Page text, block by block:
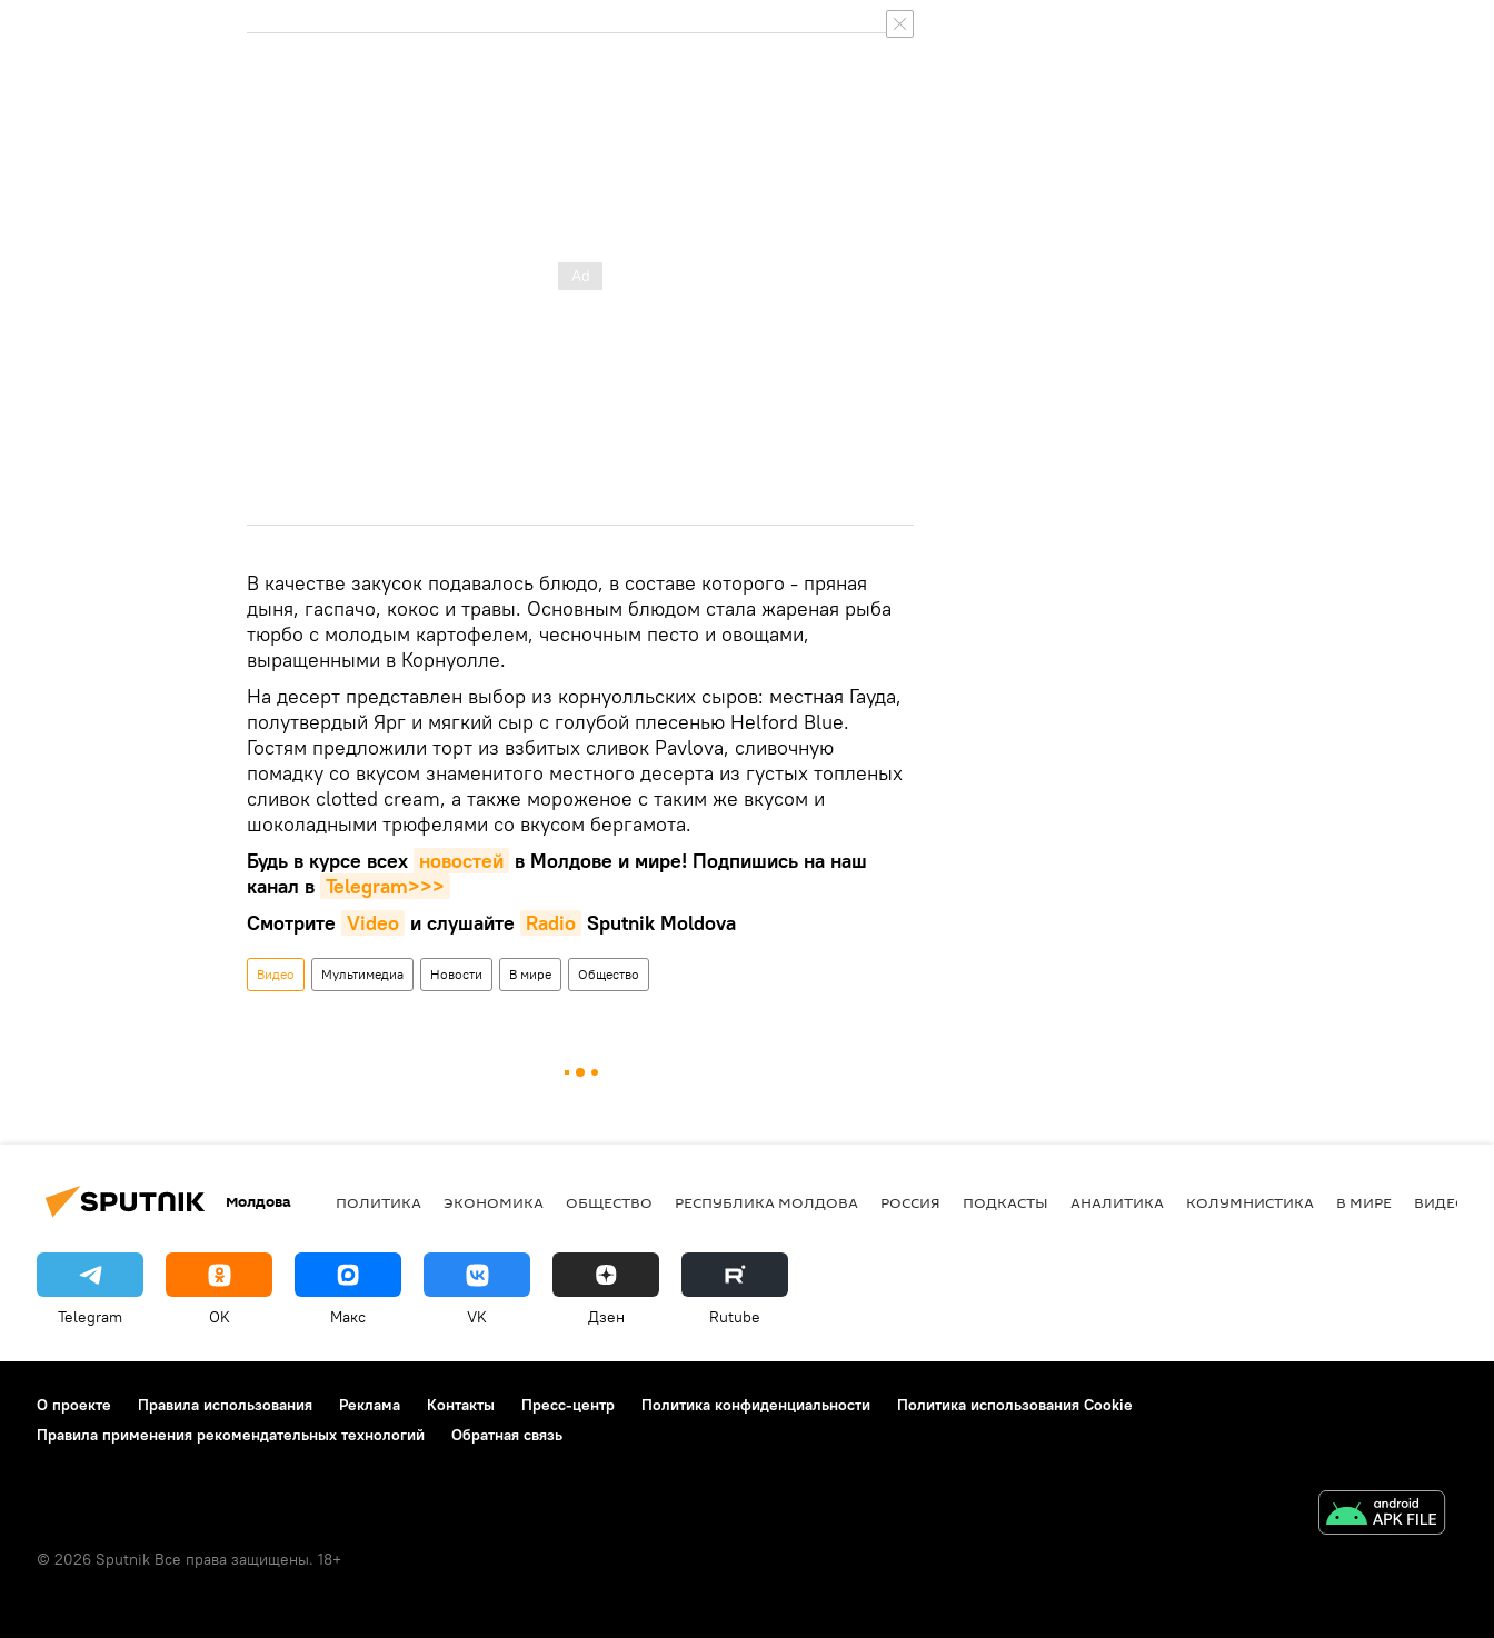
В качестве закусок подавалось блюдо, в составе которого - пряная
дыня, гаспачо, кокос и травы. Основным блюдом стала жареная рыба
тюрбо с молодым картофелем, чесночным песто и овощами,
выращенными в Корнуолле.
На десерт представлен выбор из корнуолльских сыров: местная Гауда,
полутвердый Ярг и мягкий сыр с голубой плесенью Helford Blue.
Гостям предложили торт из взбитых сливок Pavlova, сливочную
помадку со вкусом знаменитого местного десерта из густых топленых
сливок сlotted cream, а также мороженое с таким же вкусом и
шоколадными трюфелями со вкусом бергамота.
Будь в курсе всех новостей в Молдове и мире! Подпишись на наш
канал в Telegram>>>
Смотрите Video и слушайте Radio Sputnik Moldova
Видео Мультимедиа Новости В мире Общество
Молдова ПОЛИТИКА ЭКОНОМИКА ОБЩЕСТВО РЕСПУБЛИКА МОЛДОВА РОССИЯ ПОДКАСТЫ АНАЛИТИКА КОЛУМНИСТИКА В МИРЕ ВИДЕО
Telegram OK Макс VK Дзен Rutube
О проекте Правила использования Реклама Контакты Пресс-центр Политика конфиденциальности
Политика использования Cookie
Правила применения рекомендательных технологий
Обратная связь
© 2026 Sputnik Все права защищены. 18+